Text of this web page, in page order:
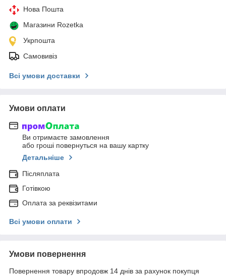
Нова Пошта
Магазини Rozetka
Укрпошта
Самовивіз
Всі умови доставки
Умови оплати
Ви отримаєте замовлення
або гроші повернуться на вашу картку
Детальніше
Післяплата
Готівкою
Оплата за реквізитами
Всі умови оплати
Умови повернення
Повернення товару впродовж 14 днів за рахунок покупця